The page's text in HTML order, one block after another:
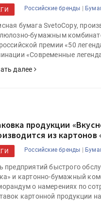
Российские бренды |
бумага SvetoCopy,
бумажным
премии «50
«Современные
далее
продукции
из картонов
Российские бренды |
предприятий быстрого
и картонно-бумажный
о намерениях по
картонной продукции